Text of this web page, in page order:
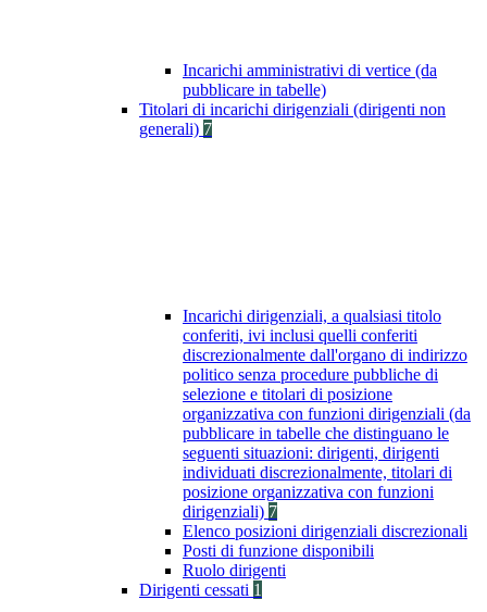
Incarichi amministrativi di vertice (da
pubblicare in tabelle)
Titolari di incarichi dirigenziali (dirigenti non
generali) 7
Incarichi dirigenziali, a qualsiasi titolo
conferiti, ivi inclusi quelli conferiti
discrezionalmente dall'organo di indirizzo
politico senza procedure pubbliche di
selezione e titolari di posizione
organizzativa con funzioni dirigenziali (da
pubblicare in tabelle che distinguano le
seguenti situazioni: dirigenti, dirigenti
individuati discrezionalmente, titolari di
posizione organizzativa con funzioni
dirigenziali) 7
Elenco posizioni dirigenziali discrezionali
Posti di funzione disponibili
Ruolo dirigenti
Dirigenti cessati 1